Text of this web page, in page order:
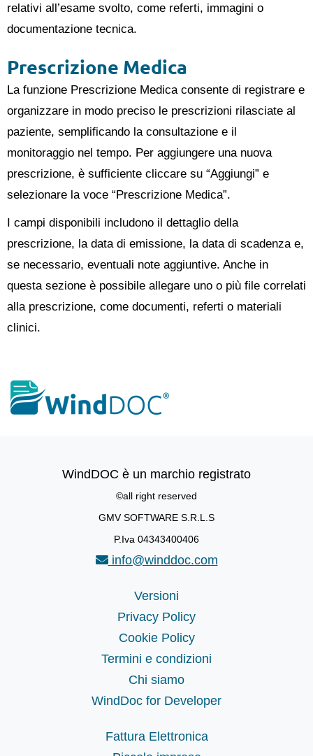
relativi all’esame svolto, come referti, immagini o
documentazione tecnica.
Prescrizione Medica
La funzione Prescrizione Medica consente di registrare e
organizzare in modo preciso le prescrizioni rilasciate al
paziente, semplificando la consultazione e il
monitoraggio nel tempo. Per aggiungere una nuova
prescrizione, è sufficiente cliccare su “Aggiungi” e
selezionare la voce “Prescrizione Medica”.
I campi disponibili includono il dettaglio della
prescrizione, la data di emissione, la data di scadenza e,
se necessario, eventuali note aggiuntive. Anche in
questa sezione è possibile allegare uno o più file correlati
alla prescrizione, come documenti, referti o materiali
clinici.
WindDOC è un marchio registrato
©all right reserved
GMV SOFTWARE S.R.L.S
P.Iva 04343400406
info@winddoc.com
Versioni
Privacy Policy
Cookie Policy
Termini e condizioni
Chi siamo
WindDoc for Developer
Fattura Elettronica